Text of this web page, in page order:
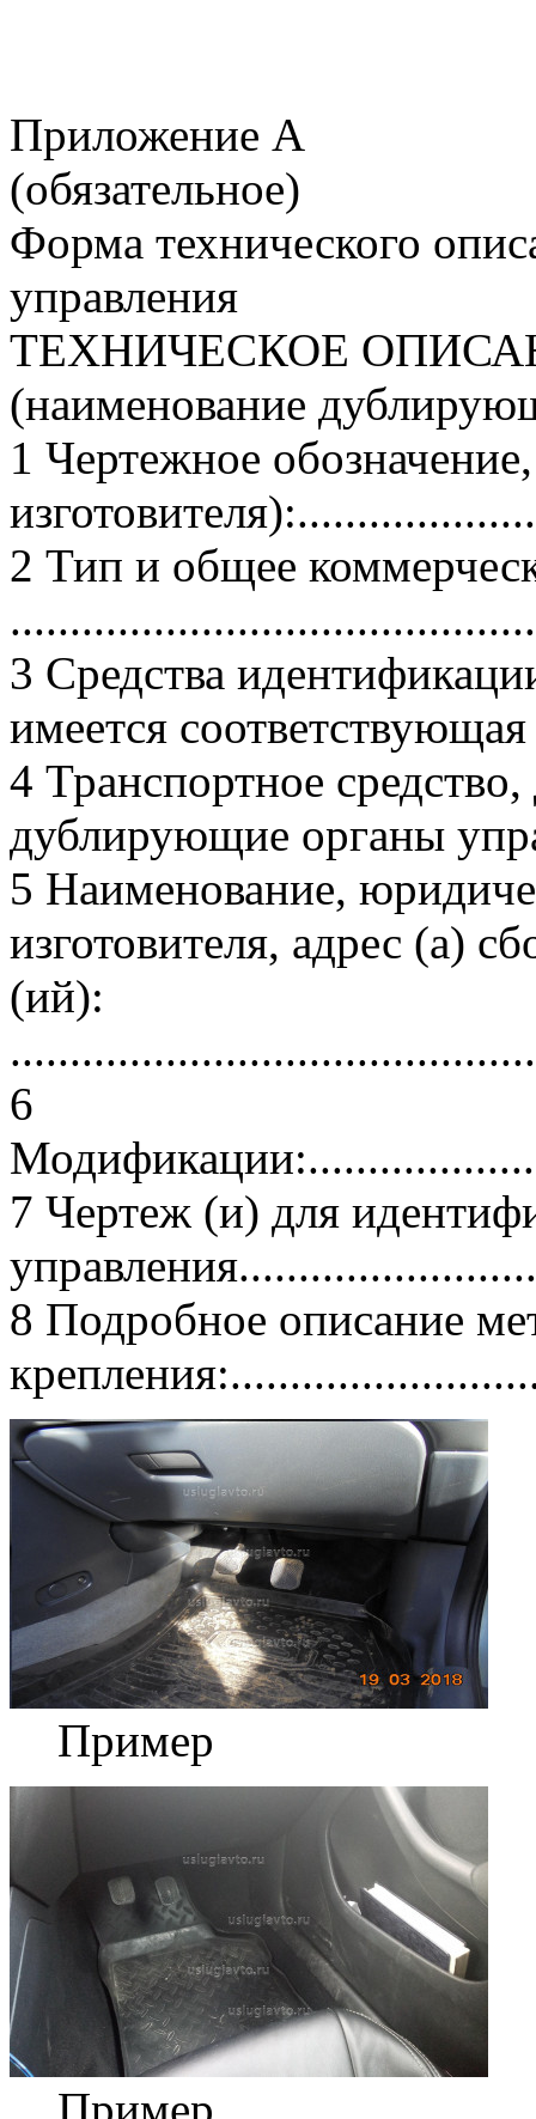
Приложение А
(обязательное)
Форма технического
управления
ТЕХНИЧЕСКОЕ
(наименование
1 Чертежное
2 Тип и общее
3 Средства
имеется
4 Транспортное
дублирующие органы
5 Наименование,
изготовителя, адрес (а)
(ий):
6
7 Чертеж (и) для
8 Подробное описание
Пример
Пример